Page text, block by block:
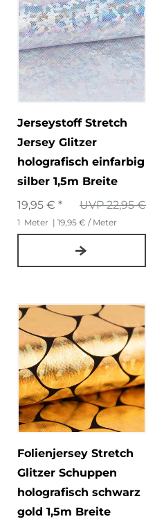
Jerseystoff Stretch
Jersey Glitzer
holografisch einfarbig
silber 1,5m Breite
UVP 22,95 €
19,95 € *
1 Meter | 19,95 € / Meter
Folienjersey Stretch
Glitzer Schuppen
holografisch schwarz
gold 1,5m Breite